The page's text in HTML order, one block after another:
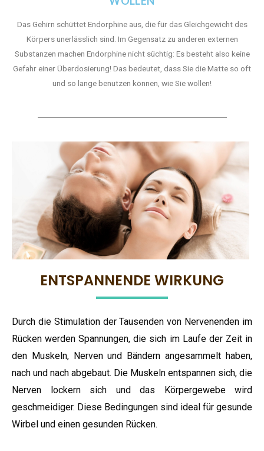
Das Gehirn schüttet Endorphine aus, die für das Gleichgewicht des
Körpers unerlässlich sind. Im Gegensatz zu anderen externen
Substanzen machen Endorphine nicht süchtig: Es besteht also keine
Gefahr einer Überdosierung! Das bedeutet, dass Sie die Matte so oft
und so lange benutzen können, wie Sie wollen!
ENTSPANNENDE WIRKUNG
Durch die Stimulation der Tausenden von Nervenenden im
Rücken werden Spannungen, die sich im Laufe der Zeit in
den Muskeln, Nerven und Bändern angesammelt haben,
nach und nach abgebaut. Die Muskeln entspannen sich, die
Nerven lockern sich und das Körpergewebe wird
geschmeidiger. Diese Bedingungen sind ideal für gesunde
Wirbel und einen gesunden Rücken.